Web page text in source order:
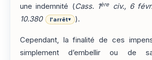
une indemnité (Cass. 1ère
civ., 6
10.380
l'arrêt▾ ).
Cependant, la finalité de ces
simplement d’embellir ou de